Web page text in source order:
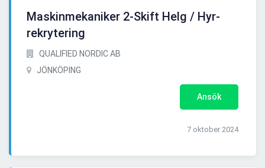
Maskinmekaniker 2-Skift Helg / Hyr-
rekrytering
QUALIFIED NORDIC AB
JÖNKÖPING
Ansök
7 oktober 2024